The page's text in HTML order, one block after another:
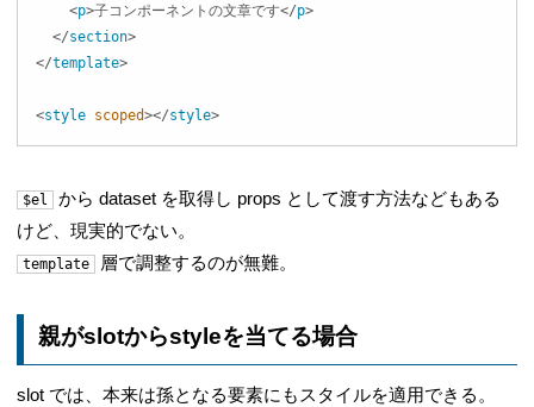
<p>子コンポーネントの文章です</p>
</section>
</template>
<style scoped></style>
$el
から dataset を取得し props として渡す方法などもある
けど、現実的でない。
template 層で調整するのが無難。
親がslotからstyleを当てる場合
slot では、本来は孫となる要素にもスタイルを適用できる。